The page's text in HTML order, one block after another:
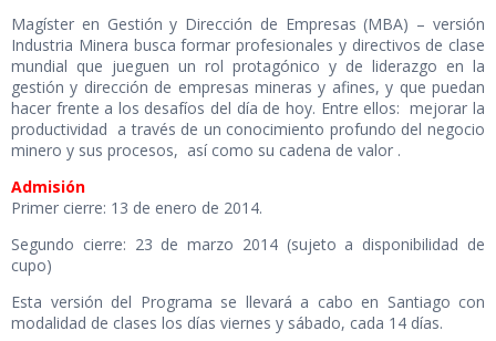
Magíster en Gestión y Dirección de Empresas (MBA) – versión
Industria Minera busca formar profesionales y directivos de clase
mundial que jueguen un rol protagónico y de liderazgo en la
gestión y dirección de empresas mineras y afines, y que puedan
hacer frente a los desafíos del día de hoy. Entre ellos: mejorar la
productividad a través de un conocimiento profundo del negocio
minero y sus procesos, así como su cadena de valor .
Admisión
Primer cierre: 13 de enero de 2014.
Segundo cierre: 23 de marzo 2014 (sujeto a disponibilidad de
cupo)
Esta versión del Programa se llevará a cabo en Santiago con
modalidad de clases los días viernes y sábado, cada 14 días.